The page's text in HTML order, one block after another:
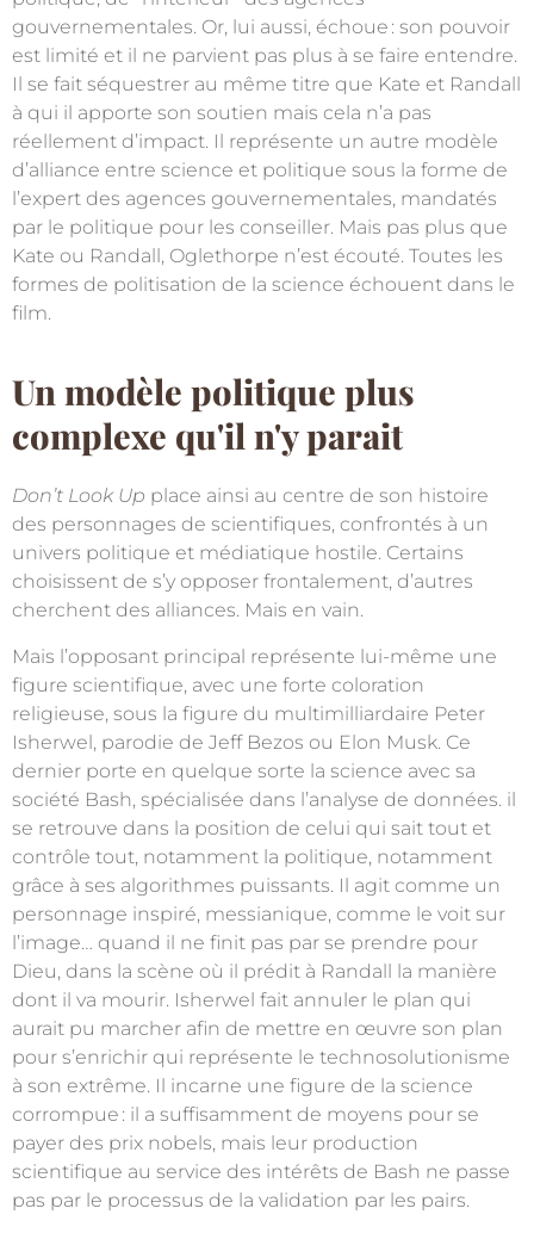
gouvernementales. Or, lui aussi, échoue : son pouvoir
est limité et il ne parvient pas plus à se faire entendre.
Il se fait séquestrer au même titre que Kate et Randall
à qui il apporte son soutien mais cela n’a pas
réellement d’impact. Il représente un autre modèle
d’alliance entre science et politique sous la forme de
l’expert des agences gouvernementales, mandatés
par le politique pour les conseiller. Mais pas plus que
Kate ou Randall, Oglethorpe n’est écouté. Toutes les
formes de politisation de la science échouent dans le
film.
Un modèle politique plus
complexe qu'il n'y parait
Don’t Look Up place ainsi au centre de son histoire
des personnages de scientifiques, confrontés à un
univers politique et médiatique hostile. Certains
choisissent de s’y opposer frontalement, d’autres
cherchent des alliances. Mais en vain.
Mais l’opposant principal représente lui-même une
figure scientifique, avec une forte coloration
religieuse, sous la figure du multimilliardaire Peter
Isherwel, parodie de Jeff Bezos ou Elon Musk. Ce
dernier porte en quelque sorte la science avec sa
société Bash, spécialisée dans l’analyse de données. il
se retrouve dans la position de celui qui sait tout et
contrôle tout, notamment la politique, notamment
grâce à ses algorithmes puissants. Il agit comme un
personnage inspiré, messianique, comme le voit sur
l’image… quand il ne finit pas par se prendre pour
Dieu, dans la scène où il prédit à Randall la manière
dont il va mourir. Isherwel fait annuler le plan qui
aurait pu marcher afin de mettre en œuvre son plan
pour s’enrichir qui représente le technosolutionisme
à son extrême. Il incarne une figure de la science
corrompue : il a suffisamment de moyens pour se
payer des prix nobels, mais leur production
scientifique au service des intérêts de Bash ne passe
pas par le processus de la validation par les pairs.